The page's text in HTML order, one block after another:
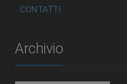
CONTATTI
Archivio